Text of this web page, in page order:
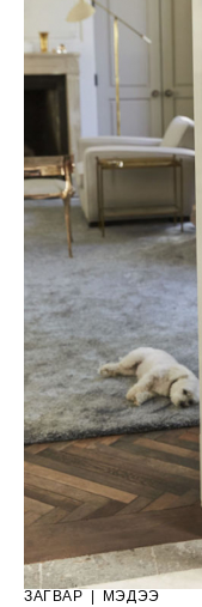
ЗАГВАР МЭДЭЭ